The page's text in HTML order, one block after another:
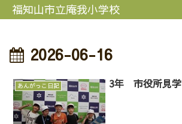
福知山市立庵我小学校
2026-06-16
あんがっこ日記 3年 市役所見学